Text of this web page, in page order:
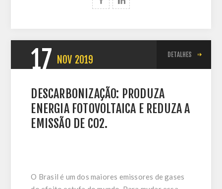
17 NOV 2019 DETALHES
DESCARBONIZAÇÃO: PRODUZA
ENERGIA FOTOVOLTAICA E REDUZA A
EMISSÃO DE CO2.
O Brasil é um dos maiores emissores de gases